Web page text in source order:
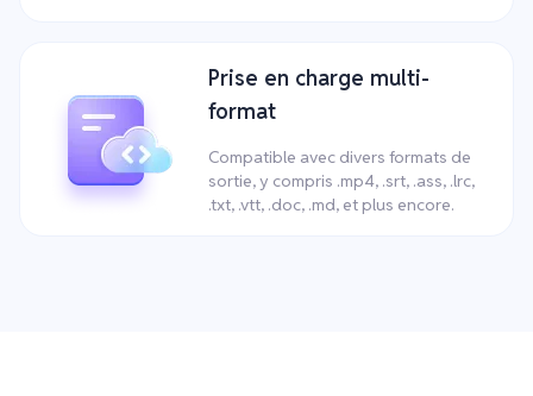
Prise en charge multi-
format
Compatible avec divers formats de
sortie, y compris .mp4, .srt, .ass, .lrc,
.txt, .vtt, .doc, .md, et plus encore.